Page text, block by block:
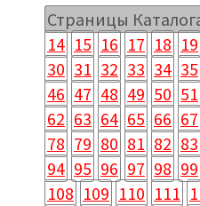
Страницы
14 15 16 17 18 19
30 31 32 33 34 35
46 47 48 49 50 51
62 63 64 65 66 67
78 79 80 81 82 83
94 95 96 97 98 99
108 109 110 111